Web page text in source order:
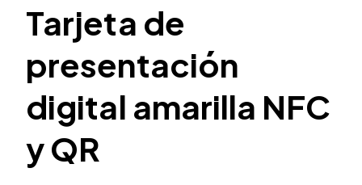
Tarjeta de
presentación
digital amarilla NFC
y QR